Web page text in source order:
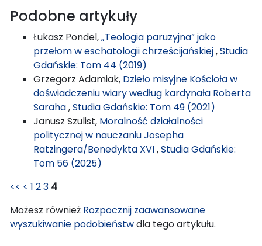
Podobne artykuły
Łukasz Pondel,„Teologia paruzyjna” jako
przełom w eschatologii chrześcijańskiej,Studia
Gdańskie: Tom 44 (2019)
Grzegorz Adamiak, Dzieło misyjne Kościoła w
doświadczeniu wiary według kardynała Roberta
Saraha,Studia Gdańskie: Tom 49 (2021)
Janusz Szulist, Moralność działalności
politycznej w nauczaniu Josepha
Ratzingera/Benedykta XVI,Studia Gdańskie:
Tom 56 (2025)
<< < 1 23 4
Możesz również Rozpocznij zaawansowane
wyszukiwanie podobieństwdla tego artykułu.